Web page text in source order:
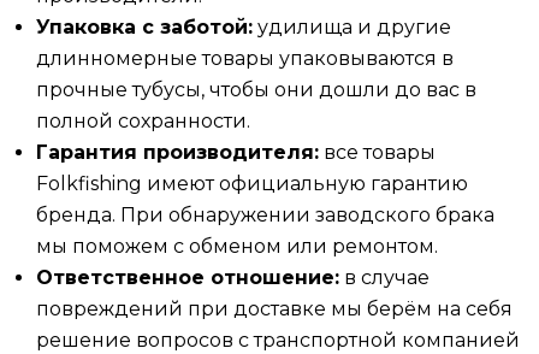
Упаковка с заботой: удилища и другие
длинномерные товары упаковываются в
прочные тубусы, чтобы они дошли до вас в
полной сохранности.
Гарантия производителя: все товары
Folkfishing имеют официальную гарантию
бренда. При обнаружении заводского брака
мы поможем с обменом или ремонтом.
Ответственное отношение: в случае
повреждений при доставке мы берём на себя
решение вопросов с транспортной компанией